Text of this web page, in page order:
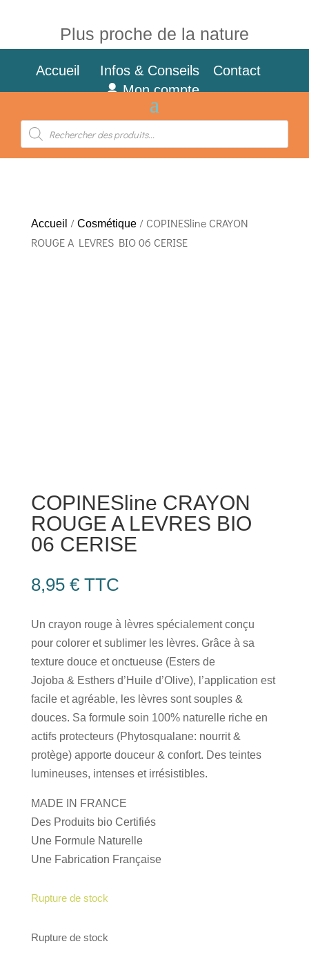
Plus proche de la nature
Accueil Infos & Conseils
Contact
Mon compte
Recherche
produits
Accueil / Cosmétique/ COPINESline CRAYON
ROUGE A LEVRES BIO 06 CERISE
COPINESline CRAYON
ROUGE A LEVRES BIO
06 CERISE
8,95 € TTC
Un crayon rouge à lèvres spécialement conçu
pour colorer et sublimer les lèvres. Grâce à sa
texture douce et onctueuse (Esters de
Jojoba & Esthers d’Huile d’Olive), l’application est
facile et agréable, les lèvres sont souples &
douces. Sa formule soin 100% naturelle riche en
actifs protecteurs (Phytosqualane: nourrit &
protège) apporte douceur & confort. Des teintes
lumineuses, intenses et irrésistibles.
MADE IN FRANCE
Des Produits bio Certifiés
Une Formule Naturelle
Une Fabrication Française
Rupture de stock
Rupture de stock